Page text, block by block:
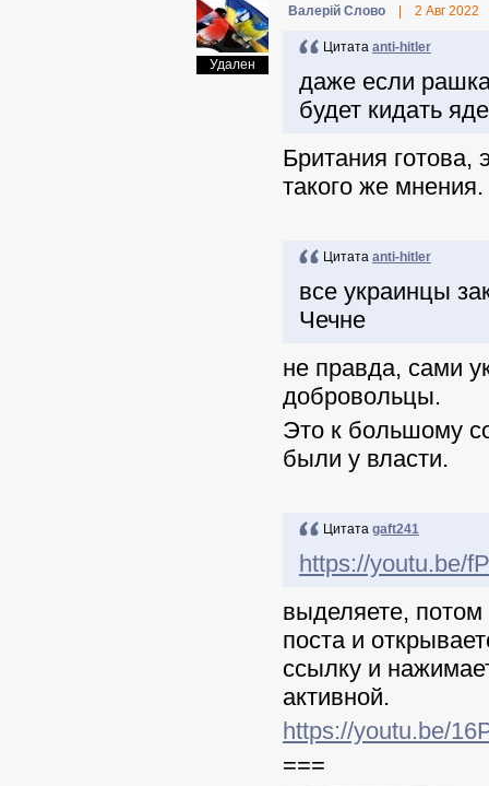
Удален
Валерій Слово 2 Авг 2022
Цитата anti-hitler
даже если
будет кидать
Британия готова,
такого же мнения.
Цитата anti-hitler
все украинцы
Чечне
не правда, сами
добровольцы.
Это к большому
были у власти.
Цитата gaft241
https://youtu.be/
выделяете, потом
поста и
ссылку и
активной.
https://youtu.be/
===